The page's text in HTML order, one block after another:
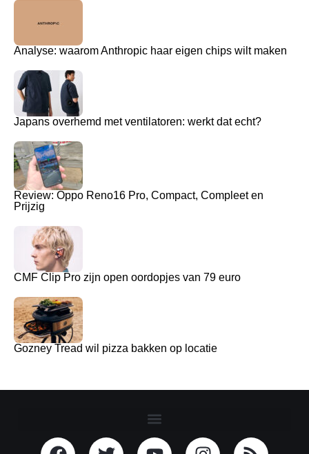
Analyse: waarom Anthropic haar eigen chips wilt maken
Japans overhemd met ventilatoren: werkt dat echt?
Review: Oppo Reno16 Pro, Compact, Compleet en
Prijzig
CMF Clip Pro zijn open oordopjes van 79 euro
Gozney Tread wil pizza bakken op locatie